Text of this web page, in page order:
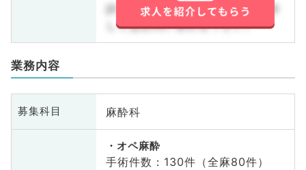
詳しくはお問い合わせ下さい。詳
しくはお問い合わせ下さい。
業務内容
募集科目 麻酔科
オペ麻酔
手術件数：130件（全麻80件）